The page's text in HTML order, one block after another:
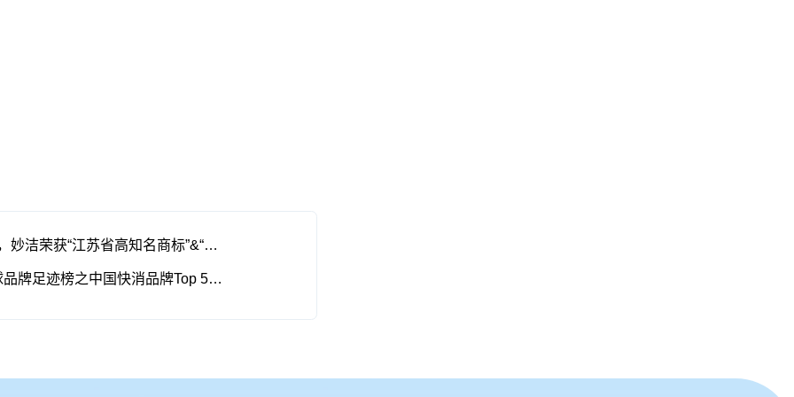
上一篇：喜报| 荣誉加冕，妙洁荣获“江苏省高知名商标”&“江苏省重点保护商标名录”双殊荣
下一篇：喜报 | 2022全球品牌足迹榜之中国快消品牌Top 50出炉—妙洁排名稳步上升